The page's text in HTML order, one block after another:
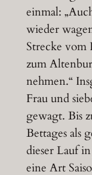
einmal:
wieder
Strecke vom
zum
nehmen.“
Frau und
gewagt. Bis
Bettages als
dieser Lauf
eine Art